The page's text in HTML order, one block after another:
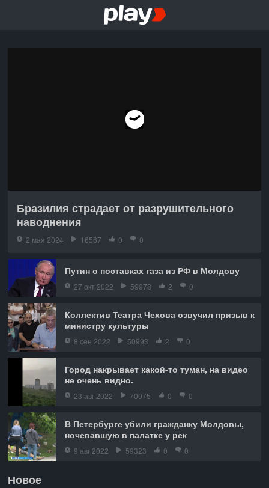
Бразилия страдает от разрушительного
наводнения
2 мая 2024 16567 0 0
Путин о поставках газа из РФ в Молдову
27 окт 2022 59978 2 0
Коллектив Театра Чехова озвучил призыв к
министру культуры
8 сен 2022 50993 2 0
Город накрывает какой-то туман, на видео
не очень видно.
23 авг 2022 70075 0 0
В Петербурге убили гражданку Молдовы,
ночевавшую в палатке у рек
9 авг 2022 59323 0 0
Новое